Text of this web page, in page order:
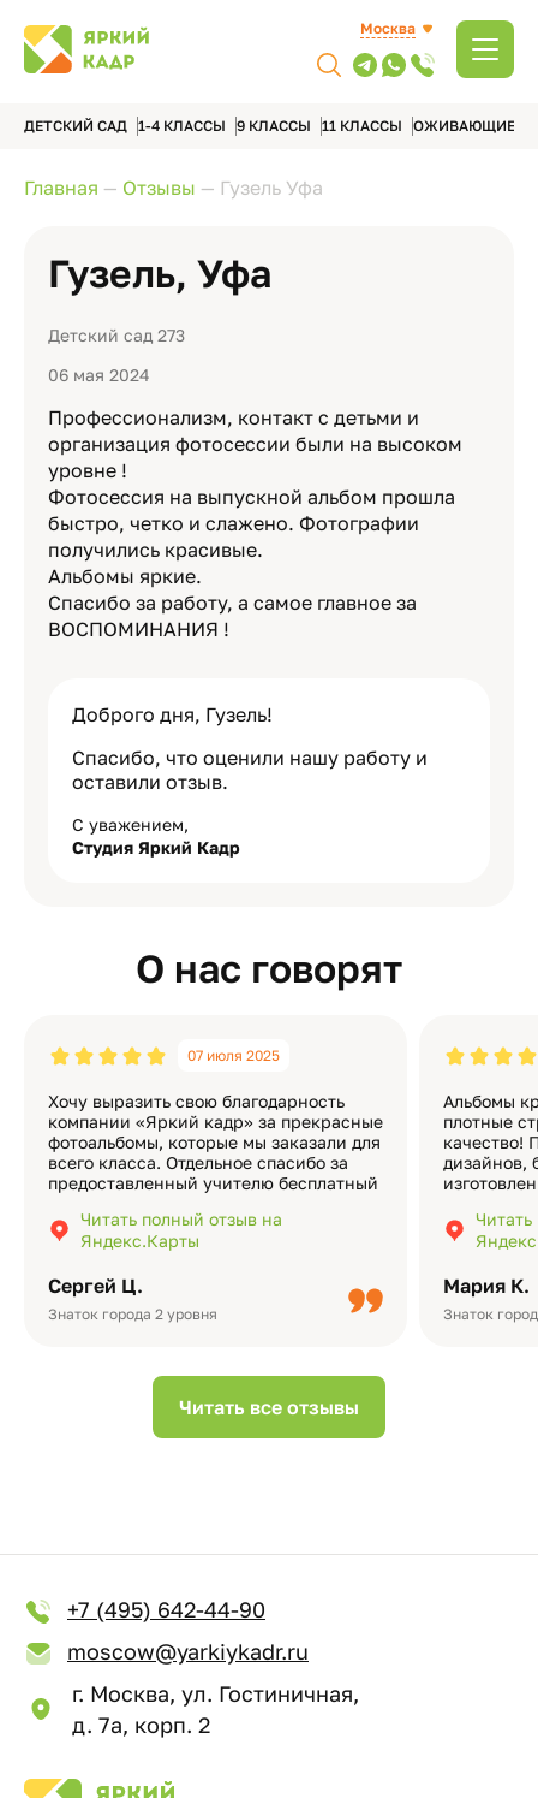
Москва
ДЕТСКИЙ САД 1-4 КЛАССЫ 9 КЛАССЫ 11 КЛАССЫ ОЖИВАЮЩИЕ
Главная — Отзывы — Гузель Уфа
Гузель, Уфа
Детский сад 273
06 мая 2024
Профессионализм, контакт с детьми и
организация фотосессии были на высоком
уровне !
Фотосессия на выпускной альбом прошла
быстро, четко и слажено. Фотографии
получились красивые.
Альбомы яркие.
Спасибо за работу, а самое главное за
ВОСПОМИНАНИЯ !
Доброго дня, Гузель!
Спасибо, что оценили нашу работу и
оставили отзыв.
С уважением,
Студия Яркий Кадр
О нас говорят
Сергей Ц.
Знаток города 2 уровня
07 июля 2025
Хочу выразить свою благодарность
компании «Яркий кадр» за прекрасные
фотоальбомы, которые мы заказали для
всего класса. Отдельное спасибо за
предоставленный учителю бесплатный
подчёркивает значимость события.
Качество альбомов на высшем уровне:
Читать полный отзыв на
Яндекс.Карты
Мария К.
Знаток
Альбомы
плотные
качество!
дизайнов,
добавить
видео с
Читать все отзывы
+7 (495) 642-44-90
moscow@yarkiykadr.ru
г. Москва, ул. Гостиничная,
д. 7а, корп. 2